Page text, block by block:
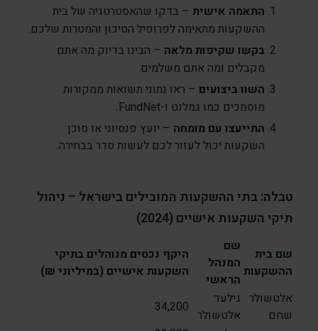
התאמה אישית – בדקו שהאסטרטגיה של בית
ההשקעות מתאימה לפרופיל הסיכון והמטרות שלכם.
בקשו שקיפות מלאה – הבינו בדיוק מה אתם
מקבלים ומה אתם משלמים.
השוו ביצועים – ראו נתוני תשואות ממקורות
מוסמכים כמו גמלנט ו-FundNet.
התייעצו עם מומחה – יועץ פנסיוני או סוכן
השקעות יכול לעזור לכם לעשות סדר בבחירה.
טבלה: בתי ההשקעות המובילים בישראל – ניהול
תיקי השקעות אישיים (2024)
שם בית
ההשקעות
שם
המנהל
הראשי
היקף נכסים מנוהלים בתיקי
השקעות אישיים (במיליוני ₪)
אלטשולר
שחם
גילעד
אלטשולר 34,200